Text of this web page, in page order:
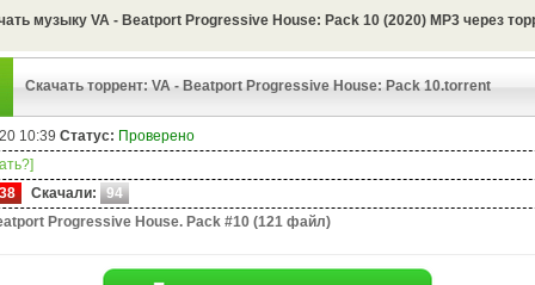
музыку VA - Beatport Progressive House: Pack 10 (2020) MP3 через
Скачать торрент: VA - Beatport Progressive House: Pack 10.torrent
10:39 Статус: Проверено
38
Скачали:
94
Progressive House. Pack #10 (121 файл)